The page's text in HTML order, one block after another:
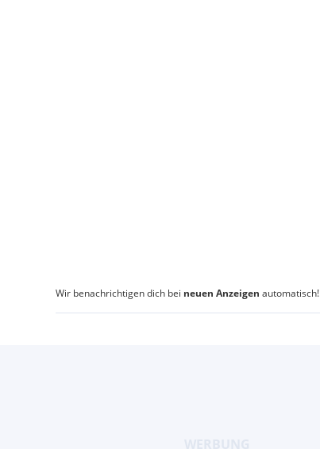
Wir benachrichtigen dich bei neuen Anzeigen automatisch!